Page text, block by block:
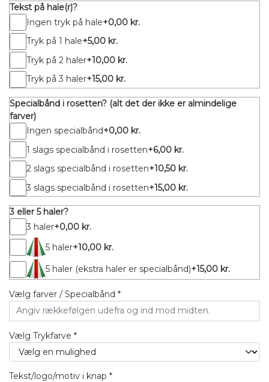
Tekst på hale(r)?
Ingen tryk på hale+0,00 kr.
Tryk på 1 hale+5,00 kr.
Tryk på 2 haler+10,00 kr.
Tryk på 3 haler+15,00 kr.
Specialbånd i rosetten? (alt det der ikke er almindelige
farver)
Ingen specialbånd+0,00 kr.
1 slags specialbånd i rosetten+6,00 kr.
2 slags specialbånd i rosetten+10,50 kr.
3 slags specialbånd i rosetten+15,00 kr.
3 eller 5 haler?
3 haler+0,00 kr.
5 haler+10,00 kr.
5 haler (ekstra haler er specialbånd)+15,00 kr.
Vælg farver / Specialbånd *
Vælg Trykfarve *
Tekst/logo/motiv i knap *